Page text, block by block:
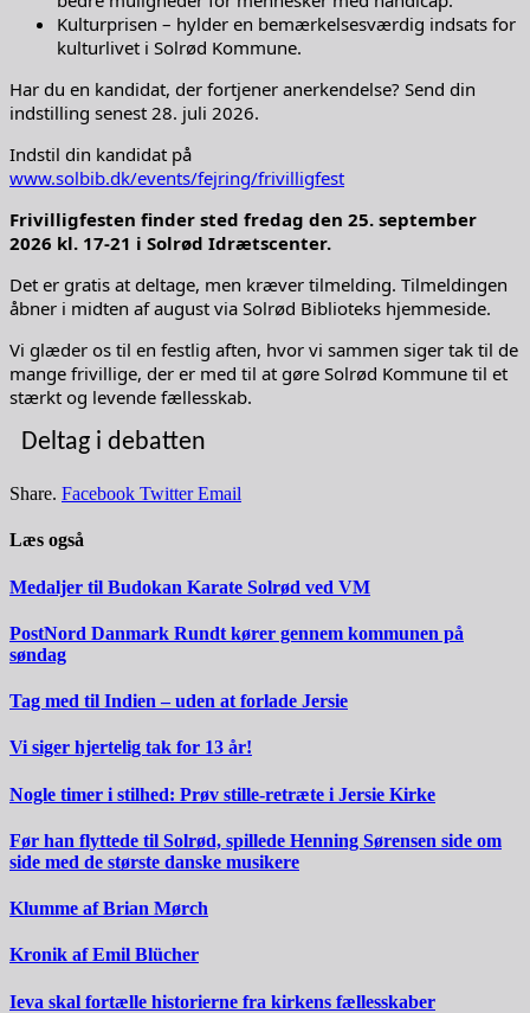
Kulturprisen – hylder en bemærkelsesværdig indsats for
kulturlivet i Solrød Kommune.
Har du en kandidat, der fortjener anerkendelse? Send din
indstilling senest 28. juli 2026.
Indstil din kandidat på
www.solbib.dk/events/fejring/frivilligfest
Frivilligfesten finder sted fredag den 25. september
2026 kl. 17-21 i Solrød Idrætscenter.
Det er gratis at deltage, men kræver tilmelding. Tilmeldingen
åbner i midten af august via Solrød Biblioteks hjemmeside.
Vi glæder os til en festlig aften, hvor vi sammen siger tak til de
mange frivillige, der er med til at gøre Solrød Kommune til et
stærkt og levende fællesskab.
Deltag i debatten
Share. Facebook Twitter Email
Læs også
Medaljer til Budokan Karate Solrød ved VM
PostNord Danmark Rundt kører gennem kommunen på
søndag
Tag med til Indien – uden at forlade Jersie
Vi siger hjertelig tak for 13 år!
Nogle timer i stilhed: Prøv stille-retræte i Jersie Kirke
Før han flyttede til Solrød, spillede Henning Sørensen side om
side med de største danske musikere
Klumme af Brian Mørch
Kronik af Emil Blücher
Ieva skal fortælle historierne fra kirkens fællesskaber